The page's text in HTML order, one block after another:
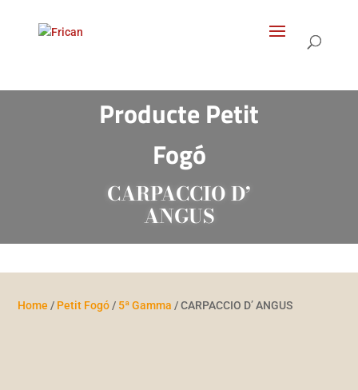
Producte Petit
Fogó
CARPACCIO D’
ANGUS
Home / Petit Fogó/ 5ª Gamma / CARPACCIO D’ ANGUS